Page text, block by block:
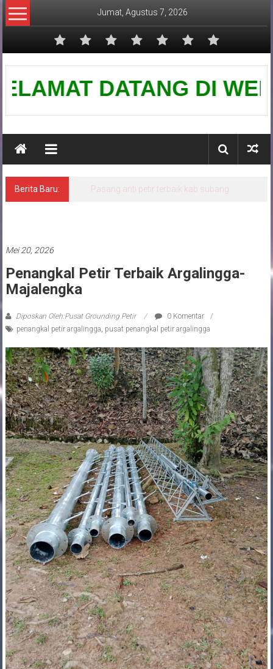
Lompat
ke
Jumat, Agustus 7, 2026
Pusat
GroundingDATANG DI
Berita Baru: Pasang anti petir terbaik kab subang
Mei 20, 2026
Penangkal Petir Terbaik Argalingga-
Majalengka
Diposkan Oleh:Pusat Grounding Petir
0 Komentar
penangkal petir argalingga, pusat penangkal petir argalingga